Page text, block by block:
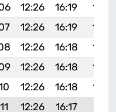
12:26 16:19
12:26 16:19
12:26 16:18
12:26 16:18
12:26 16:18
12:26 16:17